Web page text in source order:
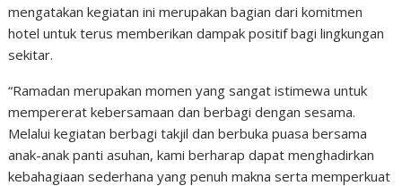
mengatakan kegiatan ini merupakan bagian dari komitmen
hotel untuk terus memberikan dampak positif bagi lingkungan
sekitar.
“Ramadan merupakan momen yang sangat istimewa untuk
mempererat kebersamaan dan berbagi dengan sesama.
Melalui kegiatan berbagi takjil dan berbuka puasa bersama
anak-anak panti asuhan, kami berharap dapat menghadirkan
kebahagiaan sederhana yang penuh makna serta memperkuat